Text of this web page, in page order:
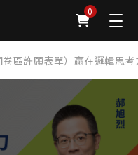
0
卷區許願表單）贏在邏輯思考